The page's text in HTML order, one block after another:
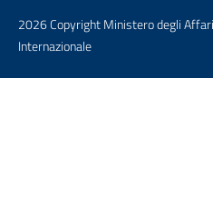
2026 Copyright Ministero degli
Internazionale